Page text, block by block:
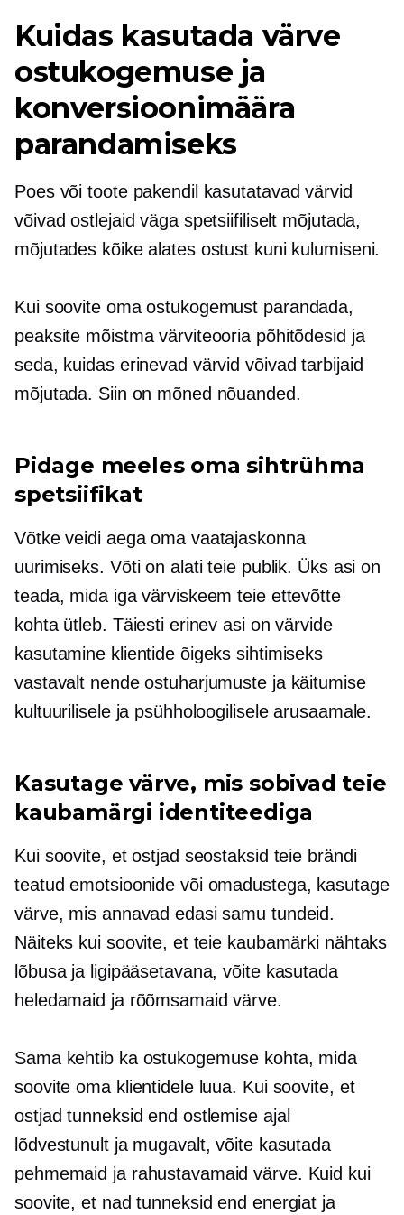
Kuidas kasutada värve
ostukogemuse ja
konversioonimäära
parandamiseks
Poes või toote pakendil kasutatavad värvid
võivad ostlejaid väga spetsiifiliselt mõjutada,
mõjutades kõike alates ostust kuni kulumiseni.
Kui soovite oma ostukogemust parandada,
peaksite mõistma värviteooria põhitõdesid ja
seda, kuidas erinevad värvid võivad tarbijaid
mõjutada. Siin on mõned nõuanded.
Pidage meeles oma sihtrühma
spetsiifikat
Võtke veidi aega oma vaatajaskonna
uurimiseks. Võti on alati teie publik. Üks asi on
teada, mida iga värviskeem teie ettevõtte
kohta ütleb. Täiesti erinev asi on värvide
kasutamine klientide õigeks sihtimiseks
vastavalt nende ostuharjumuste ja käitumise
kultuurilisele ja psühholoogilisele arusaamale.
Kasutage värve, mis sobivad teie
kaubamärgi identiteediga
Kui soovite, et ostjad seostaksid teie brändi
teatud emotsioonide või omadustega, kasutage
värve, mis annavad edasi samu tundeid.
Näiteks kui soovite, et teie kaubamärki nähtaks
lõbusa ja ligipääsetavana, võite kasutada
heledamaid ja rõõmsamaid värve.
Sama kehtib ka ostukogemuse kohta, mida
soovite oma klientidele luua. Kui soovite, et
ostjad tunneksid end ostlemise ajal
lõdvestunult ja mugavalt, võite kasutada
pehmemaid ja rahustavamaid värve. Kuid kui
soovite, et nad tunneksid end energiat ja